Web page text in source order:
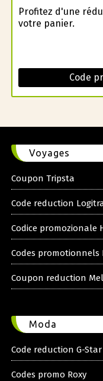
Profitez d'une
votre panier.
Code
Voyages
Coupon Tripsta
Code reduction
Codice promozionale
Codes promotionnels
Coupon reduction
Moda
Code reduction G-Star
Codes promo Roxy